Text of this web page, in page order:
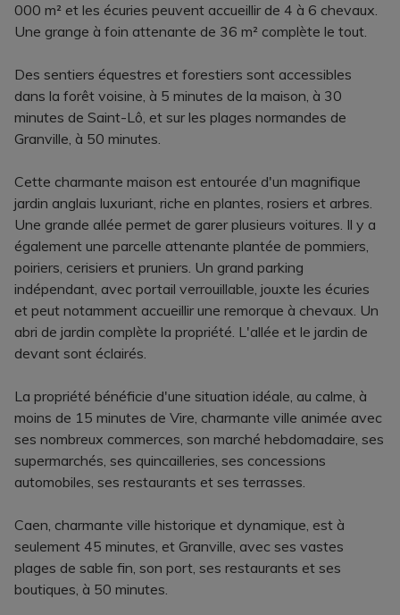
000 m² et les écuries peuvent accueillir de 4 à 6 chevaux.
Une grange à foin attenante de 36 m² complète le tout.
Des sentiers équestres et forestiers sont accessibles
dans la forêt voisine, à 5 minutes de la maison, à 30
minutes de Saint-Lô, et sur les plages normandes de
Granville, à 50 minutes.
Cette charmante maison est entourée d'un magnifique
jardin anglais luxuriant, riche en plantes, rosiers et arbres.
Une grande allée permet de garer plusieurs voitures. Il y a
également une parcelle attenante plantée de pommiers,
poiriers, cerisiers et pruniers. Un grand parking
indépendant, avec portail verrouillable, jouxte les écuries
et peut notamment accueillir une remorque à chevaux. Un
abri de jardin complète la propriété. L'allée et le jardin de
devant sont éclairés.
La propriété bénéficie d'une situation idéale, au calme, à
moins de 15 minutes de Vire, charmante ville animée avec
ses nombreux commerces, son marché hebdomadaire, ses
supermarchés, ses quincailleries, ses concessions
automobiles, ses restaurants et ses terrasses.
Caen, charmante ville historique et dynamique, est à
seulement 45 minutes, et Granville, avec ses vastes
plages de sable fin, son port, ses restaurants et ses
boutiques, à 50 minutes.